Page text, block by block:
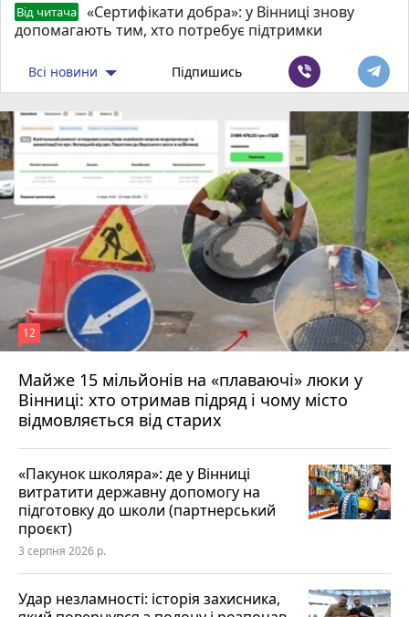
Від читача
«Сертифікати добра»: у Вінниці знову
допомагають тим, хто потребує підтримки
Всі новини Підпишись
Майже 15 мільйонів на «плаваючі» люки у
Вінниці: хто отримав підряд і чому місто
відмовляється від старих
12
«Пакунок школяра»: де у Вінниці
витратити державну допомогу на
підготовку до школи (партнерський
проєкт)
3 серпня 2026 р.
Удар незламності: історія захисника,